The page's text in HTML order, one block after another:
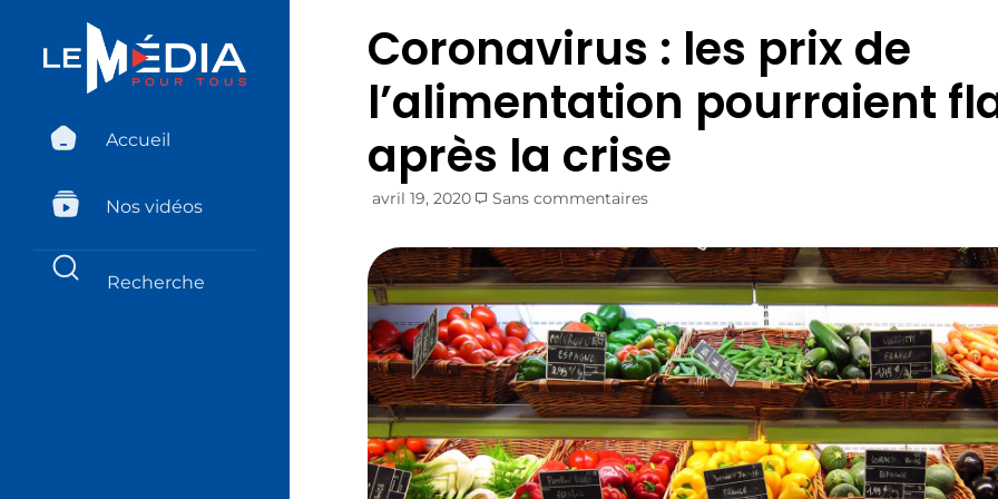
Accueil
Nos vidéos
Coronavirus : les prix de
l’alimentation pourraient
après la crise
avril 19, 2020 Sans commentaires